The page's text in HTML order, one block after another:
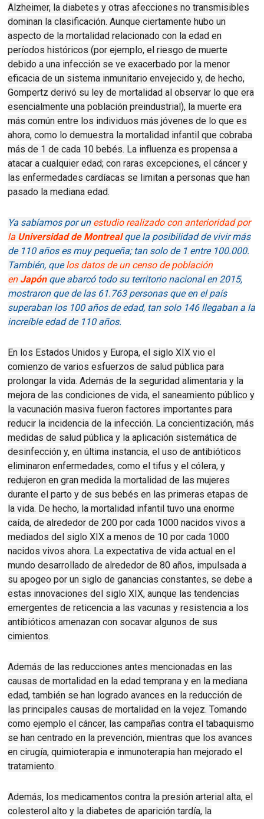
Alzheimer, la diabetes y otras afecciones no transmisibles
dominan la clasificación.Aunque ciertamente hubo un
aspecto de la mortalidad relacionado con la edad en
períodos históricos (por ejemplo, el riesgo de muerte
debido a una infección se ve exacerbado por la menor
eficacia de un sistema inmunitario envejecido y, de hecho,
Gompertz derivó su ley de mortalidad al observar lo que era
esencialmente una población preindustrial), la muerte era
más común entre los individuos más jóvenes de lo que es
ahora, como lo demuestra la mortalidad infantil que cobraba
más de 1 de cada 10 bebés. La influenza es propensa a
atacar a cualquier edad;con raras excepciones, el cáncer y
las enfermedades cardíacas se limitan a personas que han
pasado la mediana edad.
Ya sabíamos por unestudio realizado con anterioridad por
la Universidad de Montrealque la posibilidad de vivir más
de 110 años es muy pequeña; tan solo de 1 entre 100.000.
También, quelos datos de un censo de población
enJapónque abarcó todo su territorio nacional en 2015,
mostraron que de las 61.763 personas que en el país
superaban los 100 años de edad, tan solo 146 llegaban a la
increíble edad de 110 años.
En los Estados Unidos y Europa, el siglo XIX vio el
comienzo de varios esfuerzos de salud pública para
prolongar la vida.Además de la seguridad alimentaria y la
mejora de las condiciones de vida, el saneamiento público y
la vacunación masiva fueron factores importantes para
reducir la incidencia de la infección. La concientización, más
medidas de salud pública y la aplicación sistemática de
desinfección y, en última instancia, el uso de antibióticos
eliminaron enfermedades, como el tifus y el cólera, y
redujeron en gran medida la mortalidad de las mujeres
durante el parto y de sus bebés en las primeras etapas de
la vida. De hecho, la mortalidad infantil tuvo una enorme
caída, de alrededor de 200 por cada 1000 nacidos vivos a
mediados del siglo XIX a menos de 10 por cada 1000
nacidos vivos ahora. La expectativa de vida actual en el
mundo desarrollado de alrededor de 80 años, impulsada a
su apogeo por un siglo de ganancias constantes, se debe a
estas innovaciones del siglo XIX, aunque las tendencias
emergentes de reticencia a las vacunas y resistencia a los
antibióticos amenazan con socavar algunos de sus
cimientos.
Además de las reducciones antes mencionadas en las
causas de mortalidad en la edad temprana y en la mediana
edad, también se han logrado avances en la reducción de
las principales causas de mortalidad en la vejez.Tomando
como ejemplo el cáncer, las campañas contra el tabaquismo
se han centrado en la prevención, mientras que los avances
en cirugía, quimioterapia e inmunoterapia han mejorado el
tratamiento.
Además, los medicamentos contra la presión arterial alta, el
colesterol alto y la diabetes de aparición tardía, la